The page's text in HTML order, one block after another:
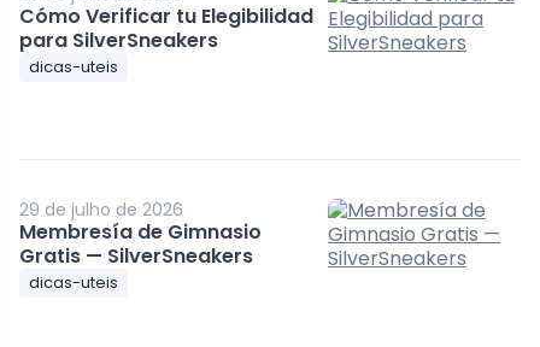
Cómo Verificar tu Elegibilidad
para SilverSneakers
dicas-uteis
29 de julho de 2026
Membresía de Gimnasio
Gratis — SilverSneakers
dicas-uteis